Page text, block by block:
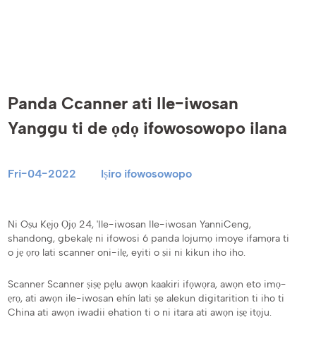
Panda Ccanner ati Ile-iwosan
Yanggu ti de ọdọ ifowosowopo ilana
Fri-04-2022 Iṣiro ifowosowopo
Ni Oṣu Kẹjọ Ọjọ 24, 'Ile-iwosan Ile-iwosan YanniCeng,
shandong, gbekalẹ ni ifowosi 6 panda lojumọ imoye ifamọra ti
o jẹ ọrọ lati scanner oni-ilẹ, eyiti o ṣii ni kikun iho iho.
Scanner Scanner ṣiṣẹ pẹlu awọn kaakiri ifọwọra, awọn eto imọ-
ẹrọ, ati awọn ile-iwosan ehín lati ṣe alekun digitarition ti iho ti
China ati awọn iwadii ehation ti o ni itara ati awọn iṣẹ itọju.